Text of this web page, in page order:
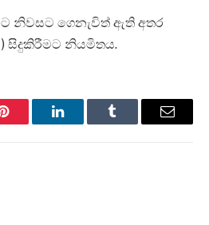
නිවසට ගෙනැවිත් ඇති අතර
සිදුකිරීමට නියමිතය.
Pinterest LinkedInTumblr Email